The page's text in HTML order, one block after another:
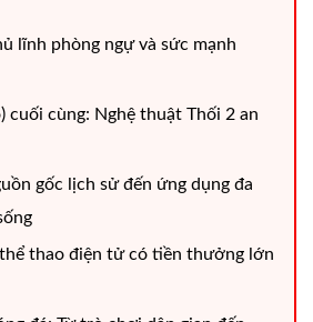
lĩnh phòng ngự và sức mạnh
cuối cùng: Nghệ thuật Thối 2 an
gốc lịch sử đến ứng dụng đa
thao điện tử có tiền thưởng lớn